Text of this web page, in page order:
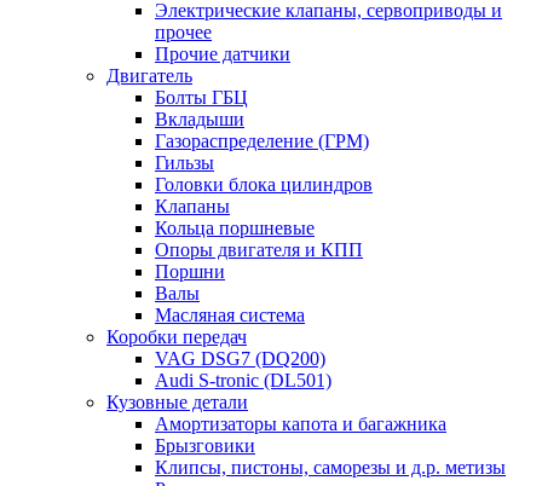
Электрические клапаны, сервоприводы и
прочее
Прочие датчики
Двигатель
Болты ГБЦ
Вкладыши
Газораспределение (ГРМ)
Гильзы
Головки блока цилиндров
Клапаны
Кольца поршневые
Опоры двигателя и КПП
Поршни
Валы
Масляная система
Коробки передач
VAG DSG7 (DQ200)
Audi S-tronic (DL501)
Кузовные детали
Амортизаторы капота и багажника
Брызговики
Клипсы, пистоны, саморезы и д.р. метизы